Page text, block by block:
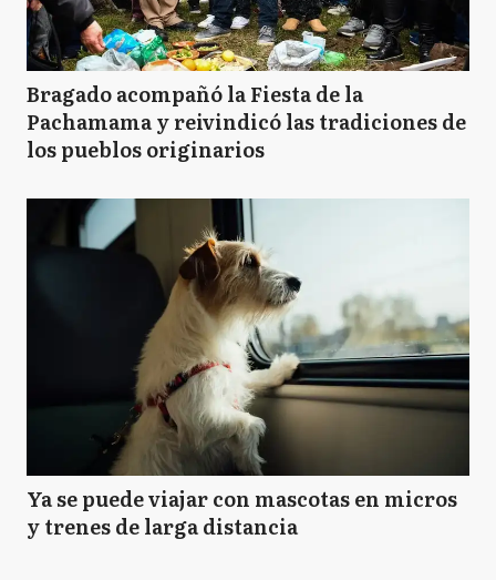
Bragado acompañó la Fiesta de la
Pachamama y reivindicó las tradiciones de
los pueblos originarios
Ya se puede viajar con mascotas en micros
y trenes de larga distancia